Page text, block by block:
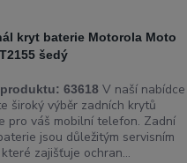
kryt baterie Motorola Moto
šedý
63618 V naší nabídce
široký výběr zadních krytů
pro váš mobilní telefon. Zadní
jsou důležitým servisním
zajišťuje ochran...